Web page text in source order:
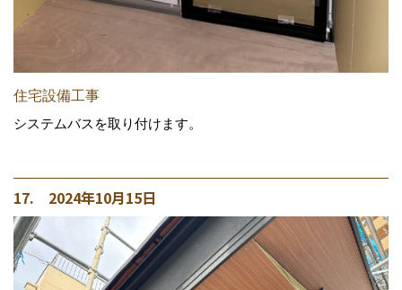
住宅設備工事
システムバスを取り付けます。
17. 2024年10月15日